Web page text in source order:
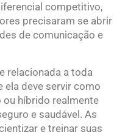
competitivo,
precisaram se abrir
de comunicação e
relacionada a toda
ela deve servir como
híbrido realmente
e saudável. As
e treinar suas